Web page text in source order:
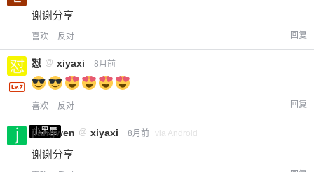
谢谢分享
喜欢 反对 回复
怼 @ xiyaxi 8月前
喜欢 反对 回复
小黑屋
jiangwen @ xiyaxi 8月前 via Android
谢谢分享